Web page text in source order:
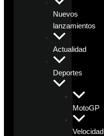
Nuevos
lanzamientos
Actualidad
Deportes
MotoGP
Velocidad